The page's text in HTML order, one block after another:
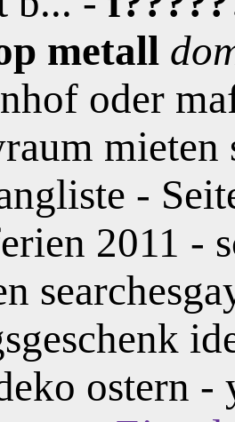
metall
oder
mieten
-
2011 -
ostern